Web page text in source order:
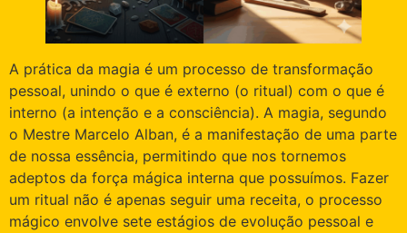
A prática da magia é um processo de transformação
pessoal, unindo o que é externo (o ritual) com o que é
interno (a intenção e a consciência). A magia, segundo
o Mestre Marcelo Alban, é a manifestação de uma parte
de nossa essência, permitindo que nos tornemos
adeptos da força mágica interna que possuímos. Fazer
um ritual não é apenas seguir uma receita, o processo
mágico envolve sete estágios de evolução pessoal e